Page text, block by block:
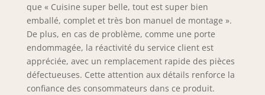
que « Cuisine super belle, tout est super bien
emballé, complet et très bon manuel de montage ».
De plus, en cas de problème, comme une porte
endommagée, la réactivité du service client est
appréciée, avec un remplacement rapide des pièces
défectueuses. Cette attention aux détails renforce la
confiance des consommateurs dans ce produit.